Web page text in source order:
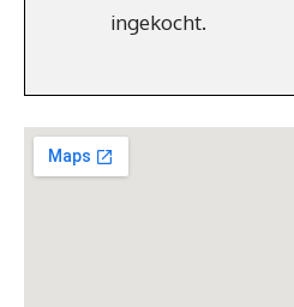
ingekocht.